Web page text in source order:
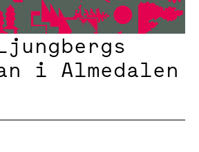
i Almedalen